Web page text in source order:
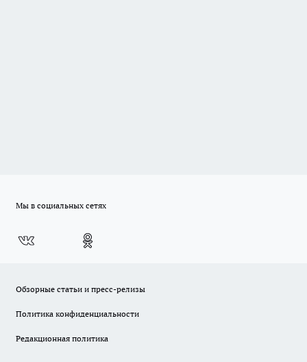
Мы в социальных сетях
Обзорные статьи и пресс-релизы
Политика конфиденциальности
Редакционная политика